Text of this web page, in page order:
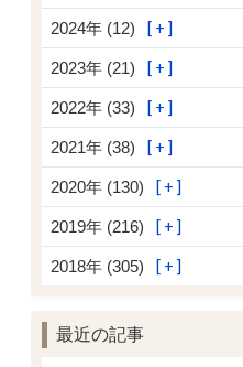
2024年 (12)
2023年 (21)
2022年 (33)
2021年 (38)
2020年 (130)
2019年 (216)
2018年 (305)
最近の記事